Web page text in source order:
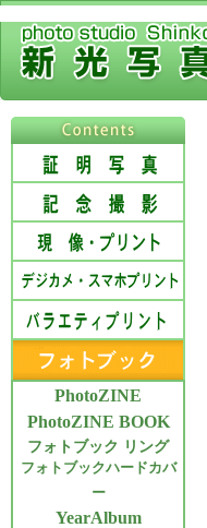
PhotoZINE
PhotoZINE BOOK
フォトブック リング
フォトブックハードカバ
ー
YearAlbum